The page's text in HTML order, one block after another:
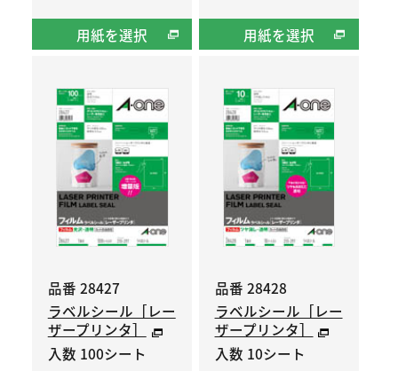
用紙を選択 用紙を選択
品番 28427
ラベルシール［レー
ザープリンタ］
入数 100シート
品番 28428
ラベルシール［レー
ザープリンタ］
入数 10シート